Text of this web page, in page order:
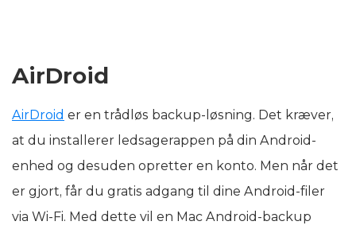
AirDroid
AirDroid er en trådløs backup-løsning. Det kræver,
at du installerer ledsagerappen på din Android-
enhed og desuden opretter en konto. Men når det
er gjort, får du gratis adgang til dine Android-filer
via Wi-Fi. Med dette vil en Mac Android-backup